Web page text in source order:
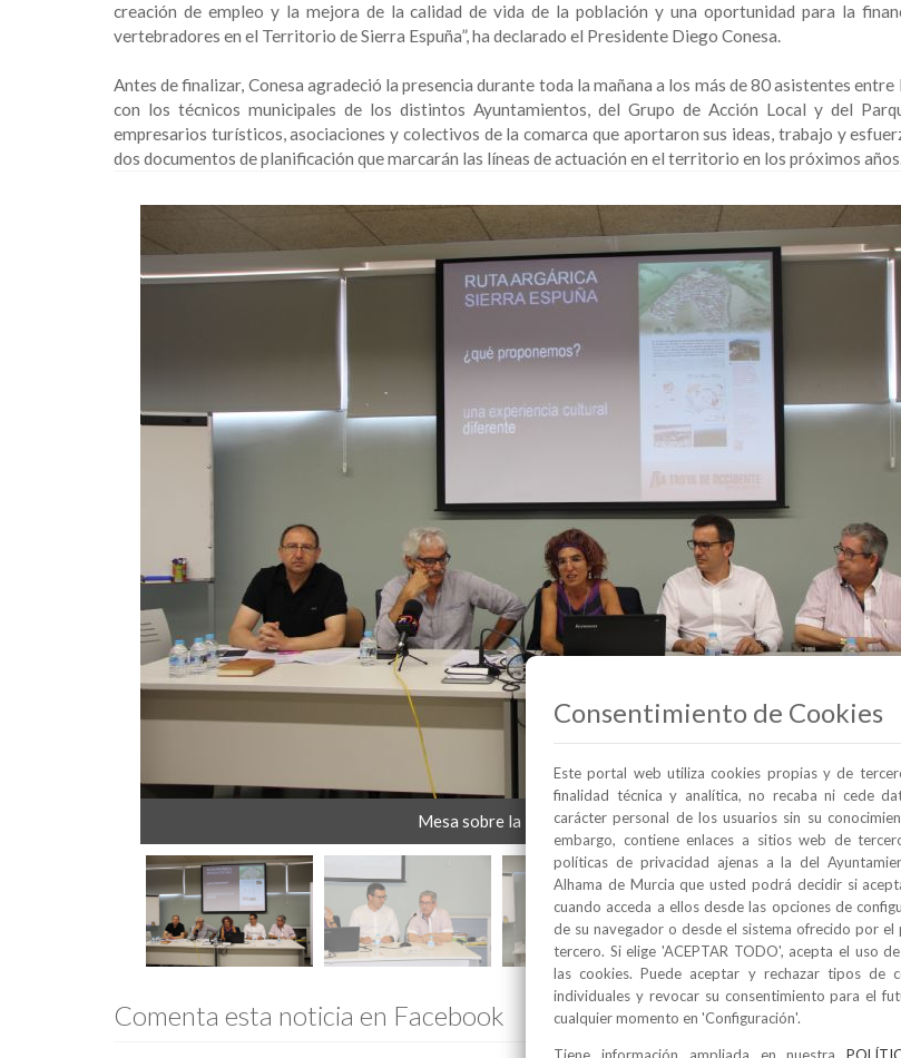
creación de empleo y la mejora de la calidad de vida de la población y una oportunidad para la
vertebradores en el Territorio de Sierra Espuña”, ha declarado el Presidente Diego Conesa.
Antes de finalizar, Conesa agradeció la presencia durante toda la mañana a los más de 80 asistentes entre
con los técnicos municipales de los distintos Ayuntamientos, del Grupo de Acción Local y del
empresarios turísticos, asociaciones y colectivos de la comarca que aportaron sus ideas, trabajo y
dos documentos de planificación que marcarán las líneas de actuación en el territorio en los próximos
Mesa sobre la Ruta Argárica en Sierra Espuña
Comenta esta noticia en Facebook
Consentimiento de Cookies
Este portal web utiliza cookies propias y de
finalidad técnica y analítica, no recaba ni cede
carácter personal de los usuarios sin su
embargo, contiene enlaces a sitios web de
políticas de privacidad ajenas a la del
Alhama de Murcia que usted podrá decidir si
cuando acceda a ellos desde las opciones de
de su navegador o desde el sistema ofrecido por el
tercero. Si elige 'ACEPTAR TODO', acepta el uso
las cookies. Puede aceptar y rechazar tipos de
individuales y revocar su consentimiento para el
cualquier momento en 'Configuración'.